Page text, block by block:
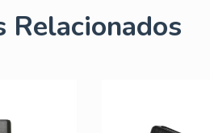
Relacionados